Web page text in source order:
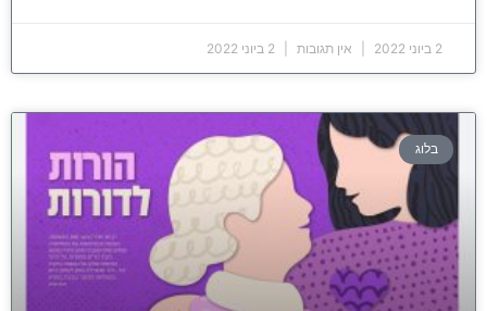
2 ביוני 2022 אין תגובות 2 ביוני 2022
בלוג